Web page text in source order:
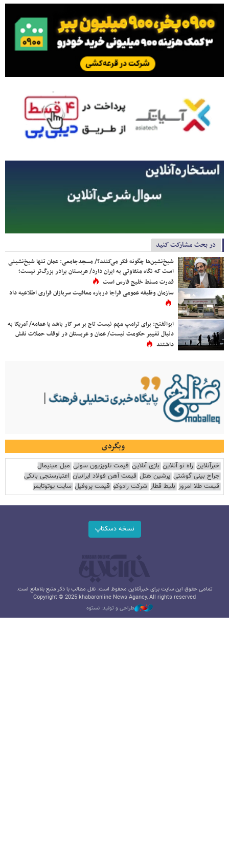
در بحث مشارکت کنید
شیخ‌نشین‌ها چگونه فکر می‌کنند؟/ مسجدجامعی: عمان تنها شیخ‌نشینی
است که نگاه متفاوتی به ایران دارد/ عربستان برادر بزرگ‌تر نیست؛
قدرت مسلط خلیج فارس است
سازمان وظیفه عمومی فراجا درباره معافیت سربازان فراری اطلاعیه داد
ابوالفتح: برای ترامپ مهم نیست تاج بر سر کار باشد یا عمامه/ آمریکا به
دنبال تغییر حکومت نیست/ عمان و عربستان در توقف حملات نقش
داشتند
وبگردی
خبرآنلاین راه نو آنلاین بازی آنلاین قیمت تلویزیون سونی مبل مینیمال
جراح بینی گوشتی پرشین هتل قیمت آهن فولاد ایرانیان اعتبارسنجی بانکی
قیمت طلا امروز بلیط قطار شرکت رادوکو قیمت پروفیل سایت یوتوتایمز
نسخه دسکتاپ
تمامی حقوق این سایت برای خبرآنلاین محفوظ است. نقل مطالب با ذکر منبع بلامانع است.
Copyright © 2025 khabaronline News Agancy, All rights reserved
طراحی و تولید: نستوه